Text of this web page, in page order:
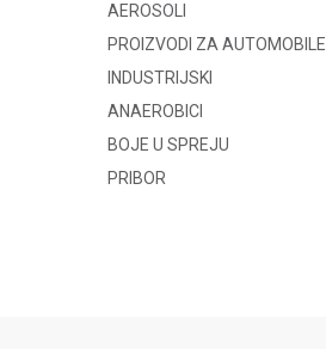
AEROSOLI
PROIZVODI ZA AUTOMOBILE
INDUSTRIJSKI
ANAEROBICI
BOJE U SPREJU
PRIBOR